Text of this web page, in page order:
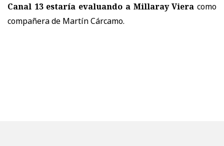
Canal 13 estaría evaluando a Millaray Viera como
compañera de Martín Cárcamo.